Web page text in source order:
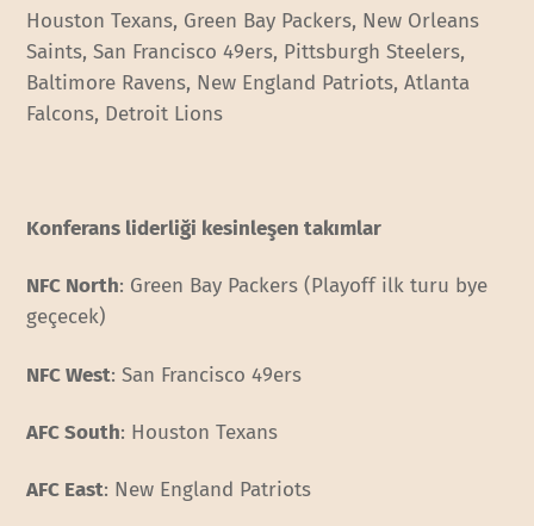
Houston Texans, Green Bay Packers, New Orleans
Saints, San Francisco 49ers, Pittsburgh Steelers,
Baltimore Ravens, New England Patriots, Atlanta
Falcons, Detroit Lions
Konferans liderliği kesinleşen takımlar
NFC North: Green Bay Packers (Playoff ilk turu bye
geçecek)
NFC West: San Francisco 49ers
AFC South: Houston Texans
AFC East: New England Patriots